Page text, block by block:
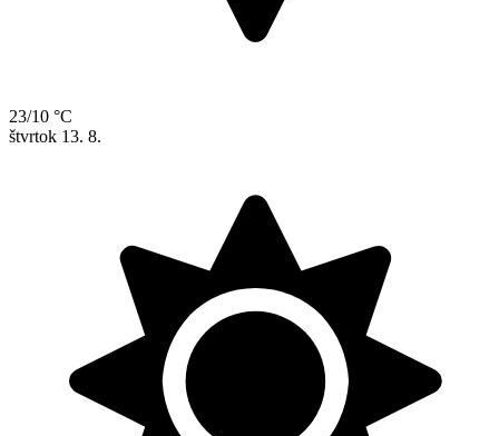
23/10 °C
štvrtok 13. 8.